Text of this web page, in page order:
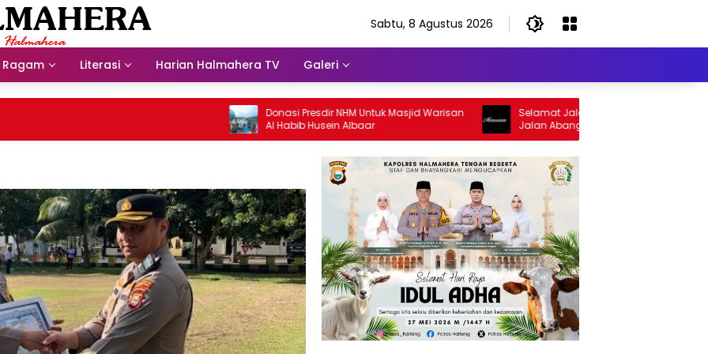
Sabtu, 8 Agustus 2026
Ragam Literasi Harian Halmahera TV Galeri
Donasi Presdir NHM Untuk Masjid Warisan
Al Habib Husein Albaar
Selamat Jalan Sang Inspirator, Selamat
Jalan Abangku Yuslam Idris